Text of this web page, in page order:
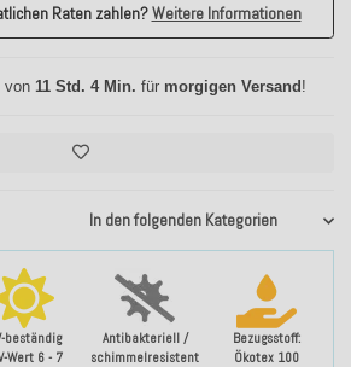
beständig
Wert 6 - 7
Antibakteriell /
schimmelresistent
Bezugsstoff:
Ökotex 100
In den folgenden Kategorien
Raten zahlen?Weitere Informationen
von 11 Std. 4 Min. für morgigen Versand!